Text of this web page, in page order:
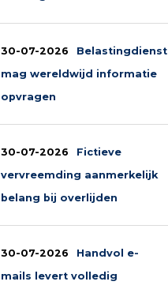
30-07-2026
Belastingdienst
mag wereldwijd informatie
opvragen
30-07-2026
Fictieve
vervreemding aanmerkelijk
belang bij overlijden
30-07-2026
Handvol e-
mails levert volledig